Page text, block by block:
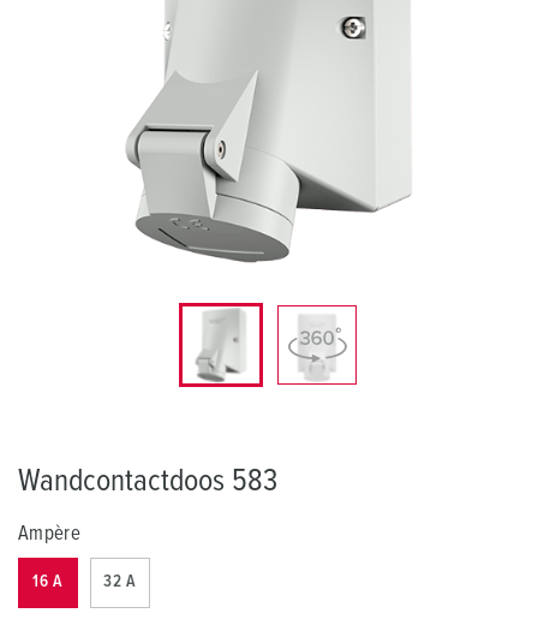
Wandcontactdoos 583
Ampère
16 A 32 A